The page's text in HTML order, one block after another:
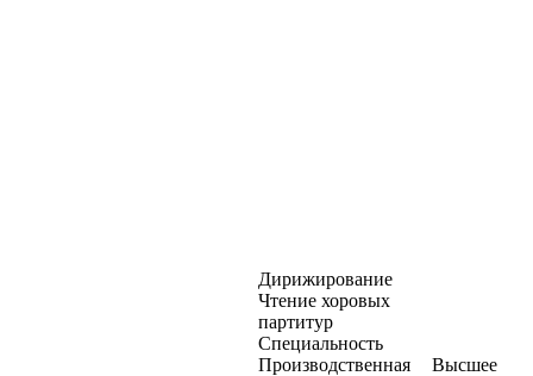
Дирижирование
Чтение хоровых
партитур
Специальность
Производственная
Высшее